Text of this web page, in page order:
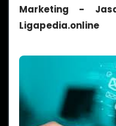
Marketing -
Ligapedia.online